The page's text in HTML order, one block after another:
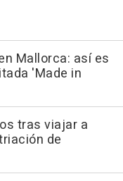
Mallorca: así es
'Made in
tras viajar a
de